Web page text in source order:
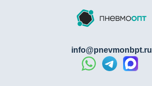
info@pnevmonbpt.ru